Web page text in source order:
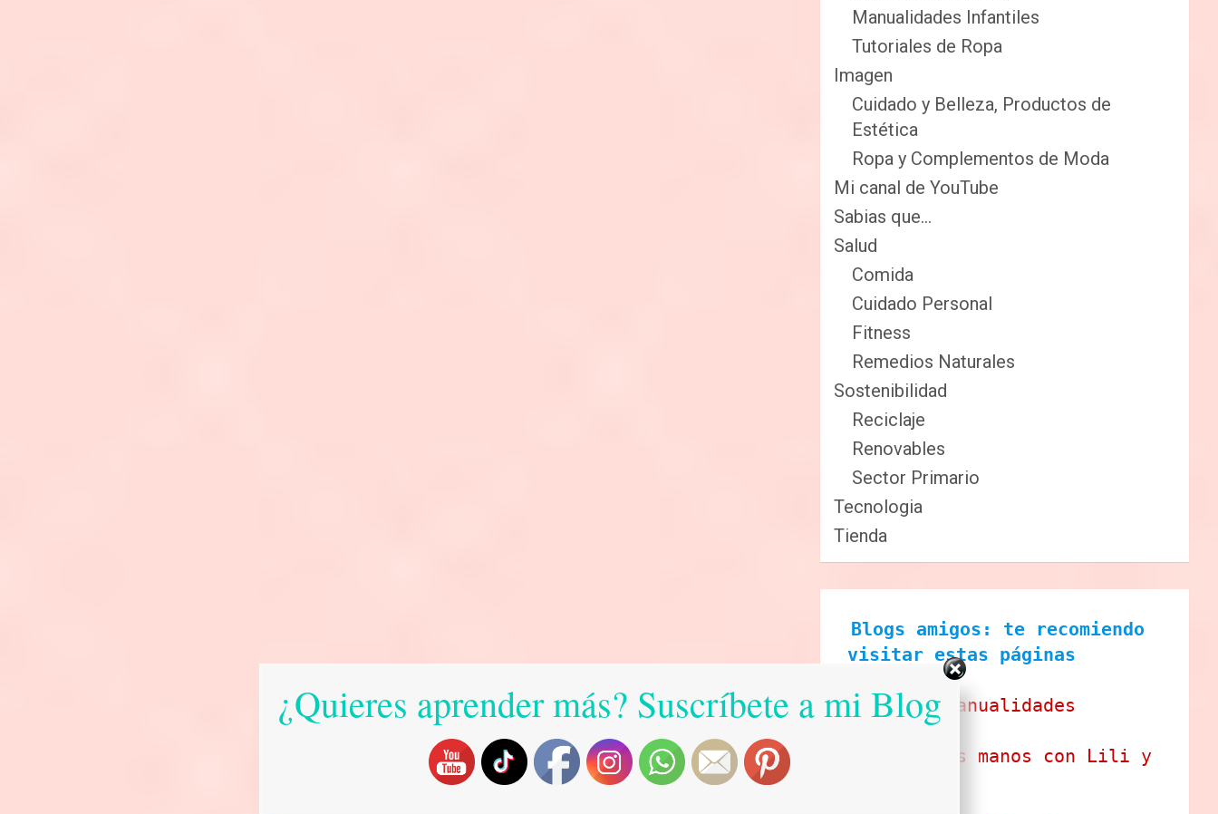
Manualidades Infantiles
Tutoriales de Ropa
Imagen
Cuidado y Belleza, Productos de
Estética
Ropa y Complementos de Moda
Mi canal de YouTube
Sabias que…
Salud
Comida
Cuidado Personal
Fitness
Remedios Naturales
Sostenibilidad
Reciclaje
Renovables
Sector Primario
Tecnologia
Tienda
Blogs amigos: te recomiendo
visitar estas páginas
Ecobrisa Manualidades
Arte en tus manos con Lili y
¿Quieres aprender más? Suscríbete a mi Blog